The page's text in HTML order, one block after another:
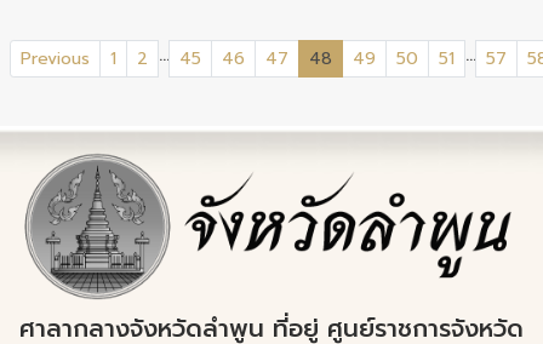
Previous 1 2 ... 45 46 47 48 (current)
49 50 51 ... 57
ศาลากลางจังหวัดลำพูน ที่อยู่ ศูนย์ราชการจังหวัด